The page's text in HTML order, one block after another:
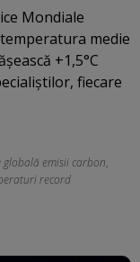
Mondiale
medie
+1,5°C
fiecare
globală emisii carbon,
record